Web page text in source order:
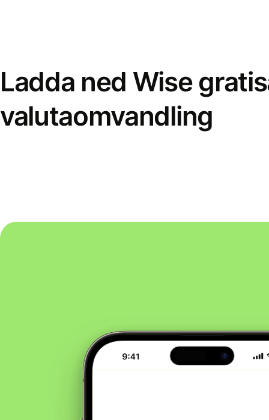
Ladda ned Wise
valutaomvandling